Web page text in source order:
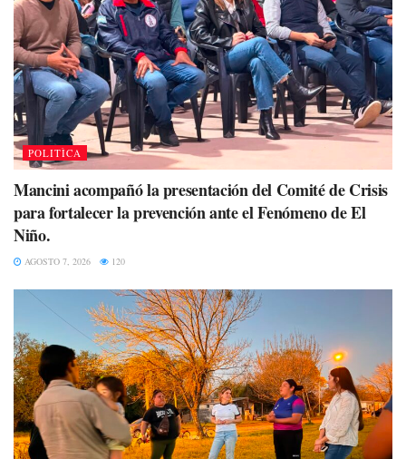
POLITÌCA
Mancini acompañó la presentación del Comité de Crisis
para fortalecer la prevención ante el Fenómeno de El
Niño.
AGOSTO 7, 2026 120